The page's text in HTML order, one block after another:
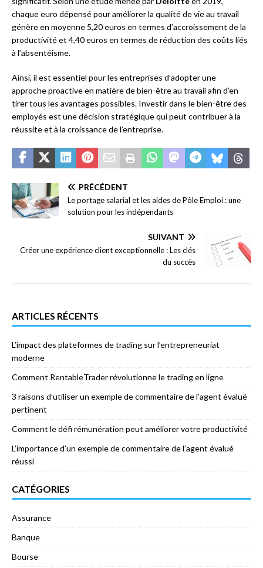
chaque euro dépensé pour améliorer la qualité de vie au travail
génère en moyenne 5,20 euros en termes d’accroissement de la
productivité et 4,40 euros en termes de réduction des coûts liés
à l’absentéisme.
Ainsi, il est essentiel pour les entreprises d’adopter une
approche proactive en matière de bien-être au travail afin d’en
tirer tous les avantages possibles. Investir dans le bien-être des
employés est une décision stratégique qui peut contribuer à la
réussite et à la croissance de l’entreprise.
PRÉCÉDENT
Le portage salarial et les aides de Pôle Emploi : une
solution pour les indépendants
SUIVANT
Créer une expérience client exceptionnelle : Les clés
du succès
ARTICLES RÉCENTS
L’impact des plateformes de trading sur l’entrepreneuriat
moderne
Comment RentableTrader révolutionne le trading en ligne
3 raisons d’utiliser un exemple de commentaire de l’agent évalué
pertinent
Comment le défi rémunération peut améliorer votre productivité
L’importance d’un exemple de commentaire de l’agent évalué
réussi
CATÉGORIES
Assurance
Banque
Bourse